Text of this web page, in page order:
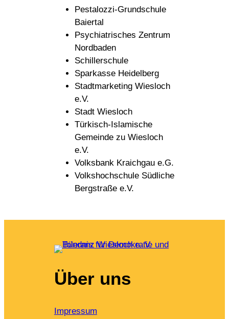
Pestalozzi-Grundschule
Baiertal
Psychiatrisches Zentrum
Nordbaden
Schillerschule
Sparkasse Heidelberg
Stadtmarketing Wiesloch
e.V.
Stadt Wiesloch
Türkisch-Islamische
Gemeinde zu Wiesloch
e.V.
Volksbank Kraichgau e.G.
Volkshochschule Südliche
Bergstraße e.V.
Über uns
Impressum